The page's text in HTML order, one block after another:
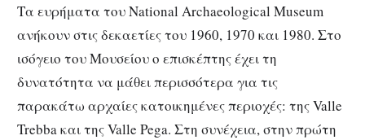
Τα ευρήματα του National Archaeological Museum
ανήκουν στις δεκαετίες του 1960, 1970 και 1980. Στο
ισόγειο του Μουσείου ο επισκέπτης έχει τη
δυνατότητα να μάθει περισσότερα για τις
παρακάτω αρχαίες κατοικημένες περιοχές: της Valle
Trebba και της Valle Pega. Στη συνέχεια, στην πρώτη